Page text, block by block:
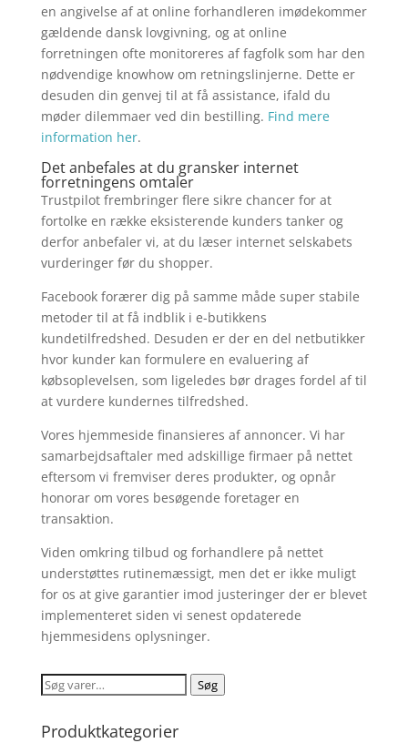
en angivelse af at online forhandleren imødekommer
gældende dansk lovgivning, og at online
forretningen ofte monitoreres af fagfolk som har den
nødvendige knowhow om retningslinjerne. Dette er
desuden din genvej til at få assistance, ifald du
møder dilemmaer ved din bestilling. Find mere
information her.
Det anbefales at du gransker internet
forretningens omtaler
Trustpilot frembringer flere sikre chancer for at
fortolke en række eksisterende kunders tanker og
derfor anbefaler vi, at du læser internet selskabets
vurderinger før du shopper.
Facebook forærer dig på samme måde super stabile
metoder til at få indblik i e-butikkens
kundetilfredshed. Desuden er der en del netbutikker
hvor kunder kan formulere en evaluering af
købsoplevelsen, som ligeledes bør drages fordel af til
at vurdere kundernes tilfredshed.
Vores hjemmeside finansieres af annoncer. Vi har
samarbejdsaftaler med adskillige firmaer på nettet
eftersom vi fremviser deres produkter, og opnår
honorar om vores besøgende foretager en
transaktion.
Viden omkring tilbud og forhandlere på nettet
understøttes rutinemæssigt, men det er ikke muligt
for os at give garantier imod justeringer der er blevet
implementeret siden vi senest opdaterede
hjemmesidens oplysninger.
Søg
Søg
Produktkategorier